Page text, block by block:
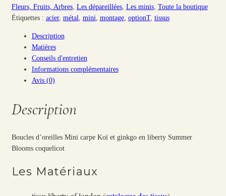
Fleurs, Fruits, Arbres, Les dépareillées, Les minis, Toute la boutique
Étiquettes : acier, métal, mini, montage, optionT, tissus
Description
Matières
Conseils d'entretien
Informations complémentaires
Avis (0)
Description
Boucles d’oreilles Mini carpe Koï et ginkgo en liberty Summer
Blooms coquelicot
Les Matériaux